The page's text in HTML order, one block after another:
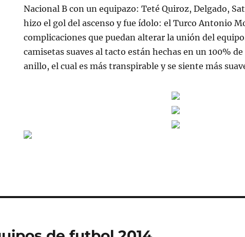
Nacional B con un equipazo: Teté Quiroz, Delgado,
hizo el gol del ascenso y fue ídolo: el Turco Antonio
complicaciones que puedan alterar la unión del
camisetas suaves al tacto están hechas en un 100%
anillo, el cual es más transpirable y se siente más